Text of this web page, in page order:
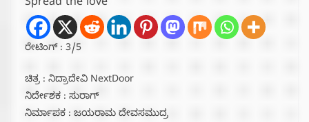
Spread the love
ರೇಟಿಂಗ್ : 3/5
ಚಿತ್ರ : ನಿದ್ರಾದೇವಿ NextDoor
ನಿರ್ದೇಶಕ : ಸುರಾಗ್
ನಿರ್ಮಾಪಕ : ಜಯರಾಮ ದೇವಸಮುದ್ರ